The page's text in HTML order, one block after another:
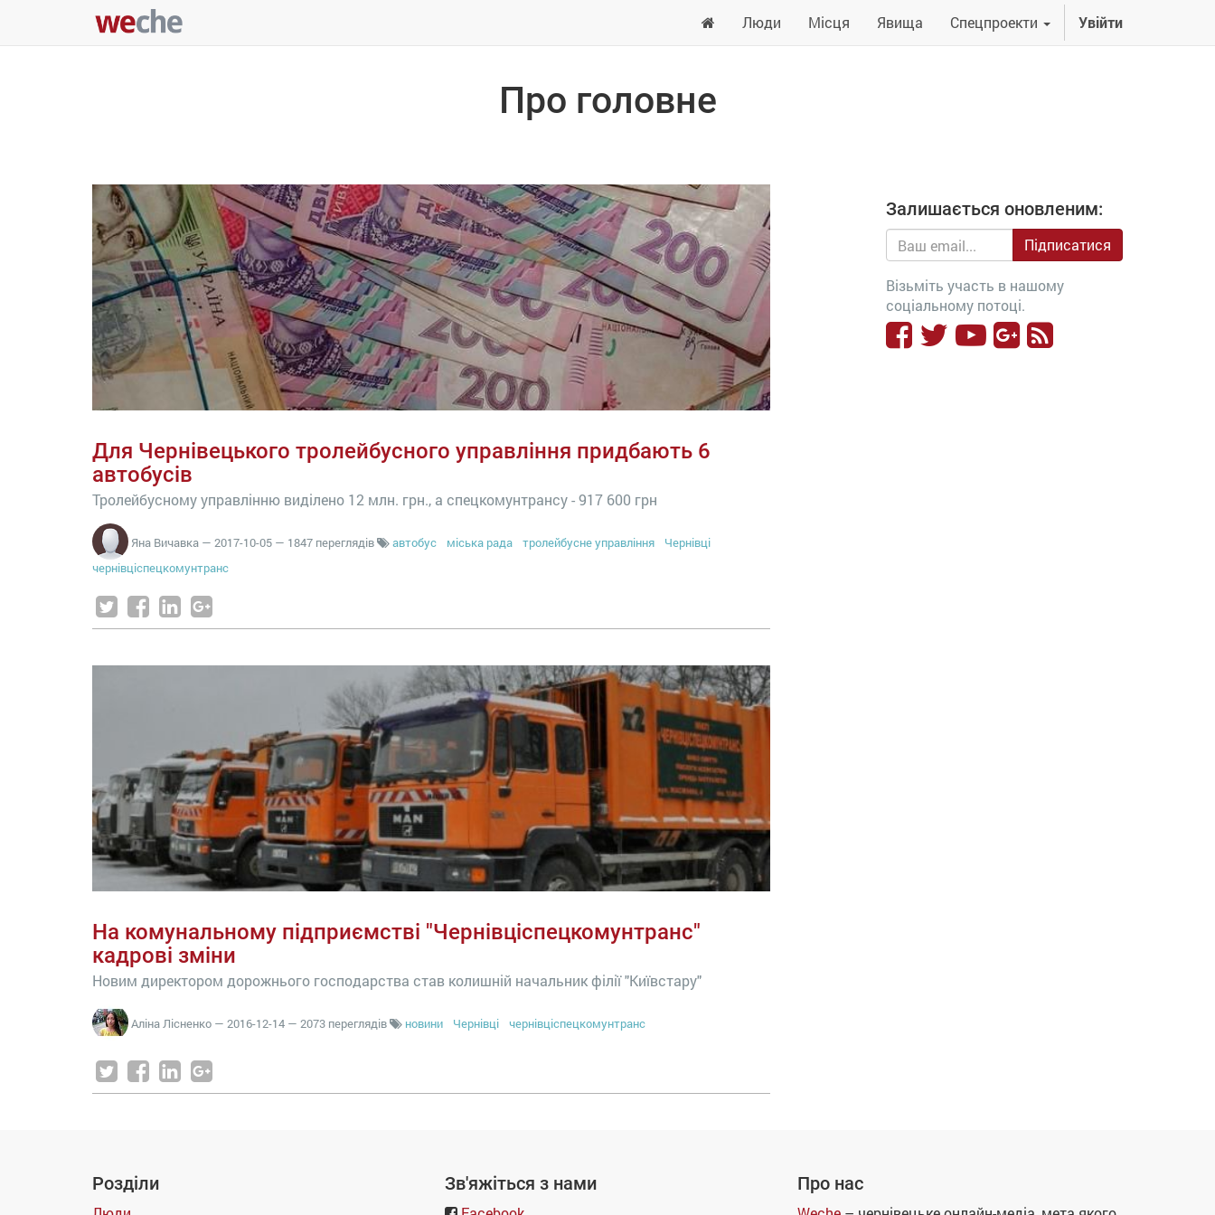
Люди Місця Явища Спецпроекти Увійти
Про головне
Для Чернівецького тролейбусного управління придбають 6
автобусів
Тролейбусному управлінню виділено 12 млн. грн., а спецкомунтрансу - 917 600 грн
Яна Вичавка — 2017-10-05 — 1847 переглядів автобус міська рада тролейбусне управління
Чернівці
чернівціспецкомунтранс
На комунальному підприємстві "Чернівціспецкомунтранс"
кадрові зміни
Новим директором дорожнього господарства став колишній начальник філії "Київстару"
Аліна Лісненко — 2016-12-14 — 2073 переглядів новини Чернівці чернівціспецкомунтранс
Залишається оновленим:
Підписатися
Візьміть участь в нашому
соціальному потоці.
Розділи Зв'яжіться з нами Про нас